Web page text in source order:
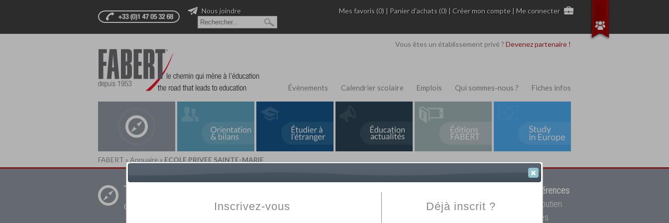
Mes favoris (0) | Panier d'achats (0) |Créer mon compte |Me connecter
Nous joindre
Vous êtes un établissement privé ? Devenez partenaire !
Évènements Calendrier scolaire Emplois Qui sommes-nous ? Fiches infos
FABERT » Annuaire » ECOLE PRIVEE SAINTE-MARIE
Trouver un
établissement privé
Fabert.com
12908 références
votre établissement privé, du primaire au supérieur, mais aussi des cours de soutien
scolaire et des cours à distance. Ce moteur regroupe toutes les écoles privées
Inscrivez-vous Déjà inscrit ?